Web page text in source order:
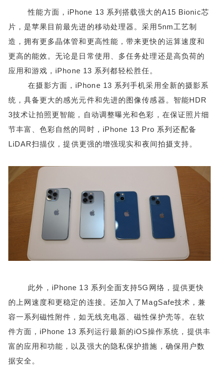
性能方面，iPhone 13 系列搭载强大的A15 Bionic芯
片，是苹果目前最先进的移动处理器。采用5nm工艺制
造，拥有更多晶体管和更高性能，带来更快的运算速度和
更高的能效。无论是日常使用、多任务处理还是高负荷的
应用和游戏，iPhone 13 系列都轻松胜任。
在摄影方面，iPhone 13 系列手机采用全新的摄影系
统，具备更大的感光元件和先进的图像传感器。智能HDR
3技术让拍照更智能，自动调整曝光和色彩，在保证照片细
节丰富、色彩自然的同时，iPhone 13 Pro 系列还配备
LiDAR扫描仪，提供更强的增强现实和夜间拍摄支持。
此外，iPhone 13 系列全面支持5G网络，提供更快
的上网速度和更稳定的连接。还加入了MagSafe技术，兼
容一系列磁性附件，如无线充电器、磁性保护壳等。在软
件方面，iPhone 13 系列运行最新的iOS操作系统，提供丰
富的应用和功能，以及强大的隐私保护措施，确保用户数
据安全。